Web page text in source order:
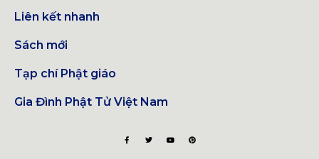
Liên kết nhanh
Sách mới
Tạp chí Phật giáo
Gia Đình Phật Tử Việt Nam